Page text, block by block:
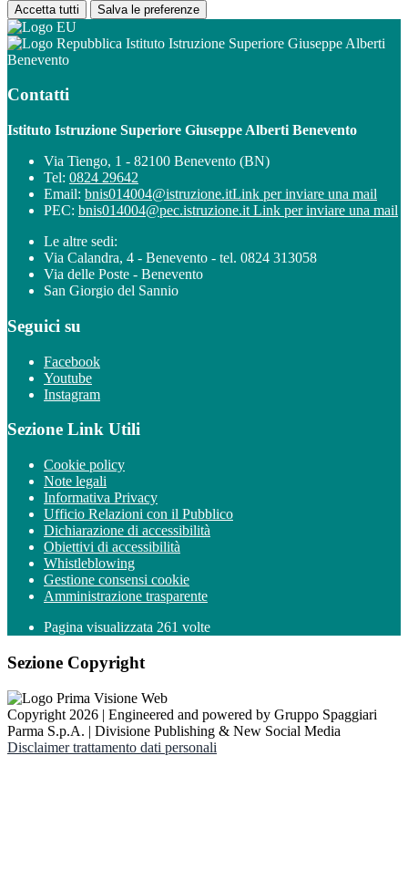
Accetta tutti Salva le preferenze
Istituto Istruzione Superiore Giuseppe Alberti
Benevento
Contatti
Istituto Istruzione Superiore Giuseppe Alberti Benevento
Via Tiengo, 1 - 82100 Benevento (BN)
Tel: 0824 29642
Email: bnis014004@istruzione.itLink per inviare una mail
PEC: bnis014004@pec.istruzione.it Link per inviare una mail
Le altre sedi:
Via Calandra, 4 - Benevento - tel. 0824 313058
Via delle Poste - Benevento
San Giorgio del Sannio
Seguici su
Facebook
Youtube
Instagram
Sezione Link Utili
Cookie policy
Note legali
Informativa Privacy
Ufficio Relazioni con il Pubblico
Dichiarazione di accessibilità
Obiettivi di accessibilità
Whistleblowing
Gestione consensi cookie
Amministrazione trasparente
Pagina visualizzata 261 volte
Sezione Copyright
Copyright 2026 | Engineered and powered by Gruppo Spaggiari
Parma S.p.A. | Divisione Publishing & New Social Media
Disclaimer trattamento dati personali